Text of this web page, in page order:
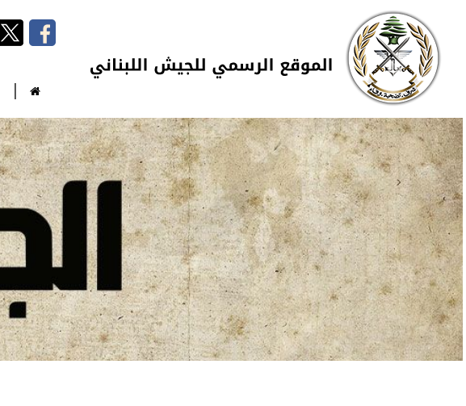
تجاوز إلى المحتوى الرئيسي
Skip to navigation